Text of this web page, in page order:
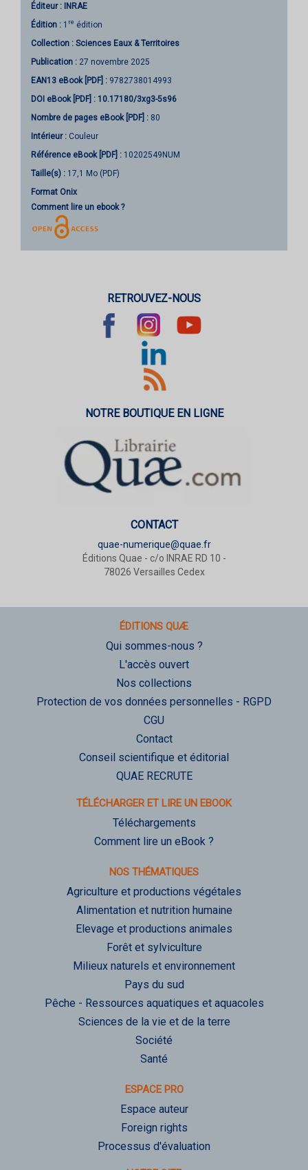
Éditeur : INRAE
Édition : 1 re édition
Collection : Sciences Eaux & Territoires
Publication : 27 novembre 2025
EAN13 eBook [PDF] : 9782738014993
DOI eBook [PDF] : 10.17180/3xg3-5s96
Nombre de pages eBook [PDF] : 80
Intérieur : Couleur
Référence eBook [PDF] : 10202549NUM
Taille(s) : 17,1 Mo (PDF)
Format Onix
Comment lire un ebook ?
RETROUVEZ-NOUS
NOTRE BOUTIQUE EN LIGNE
CONTACT
quae-numerique@quae.fr
Éditions Quae - c/o INRAE RD 10 -
78026 Versailles Cedex
ÉDITIONS QUÆ
Qui sommes-nous ?
L'accès ouvert
Nos collections
Protection de vos données personnelles - RGPD
CGU
Contact
Conseil scientifique et éditorial
QUAE RECRUTE
TÉLÉCHARGER ET LIRE UN EBOOK
Téléchargements
Comment lire un eBook ?
NOS THÉMATIQUES
Agriculture et productions végétales
Alimentation et nutrition humaine
Elevage et productions animales
Forêt et sylviculture
Milieux naturels et environnement
Pays du sud
Pêche - Ressources aquatiques et aquacoles
Sciences de la vie et de la terre
Société
Santé
ESPACE PRO
Espace auteur
Foreign rights
Processus d'évaluation